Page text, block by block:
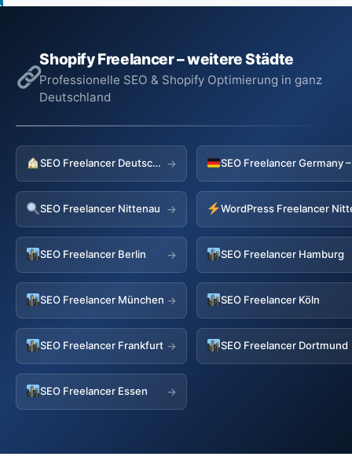
Shopify Freelancer – weitere Städte
Professionelle SEO & Shopify Optimierung in ganz
Deutschland
SEO Freelancer Deutschland →
SEO Freelancer Nittenau → WordPress Freelancer
SEO Freelancer Berlin → SEO Freelancer Hamburg
SEO Freelancer München → SEO Freelancer Köln
SEO Freelancer Frankfurt → SEO Freelancer Dortmund
SEO Freelancer Essen →